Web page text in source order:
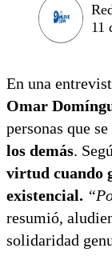
11
En una
Omar
personas que
los demás.
virtud cuando
existencial.
resumió,
solidaridad